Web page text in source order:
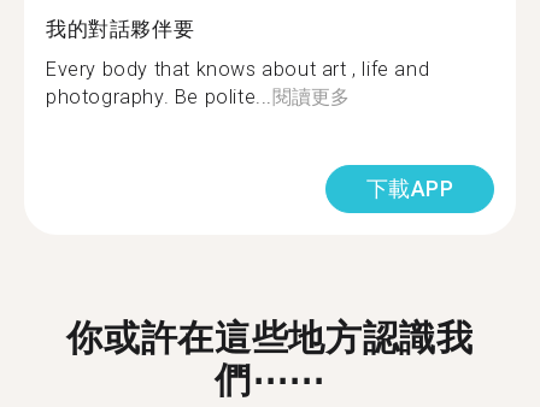
我的對話夥伴要
Every body that knows about art , life and
photography. Be polite...閱讀更多
下載APP
你或許在這些地方認識我
們⋯⋯